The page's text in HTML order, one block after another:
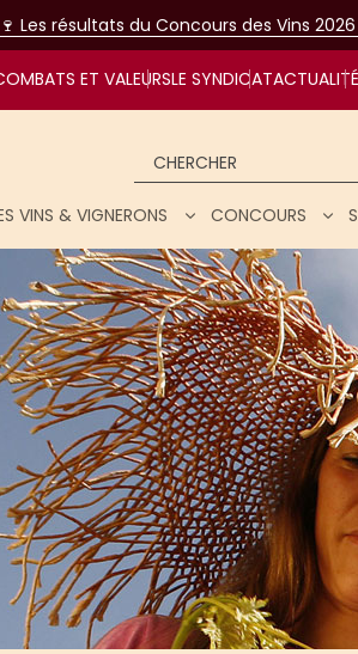
🍷 Les résultats du Concours des Vins
ET VALEURSLE SYNDICAT
libres par nos vins
VINS & VIGNERONS CONCOURS